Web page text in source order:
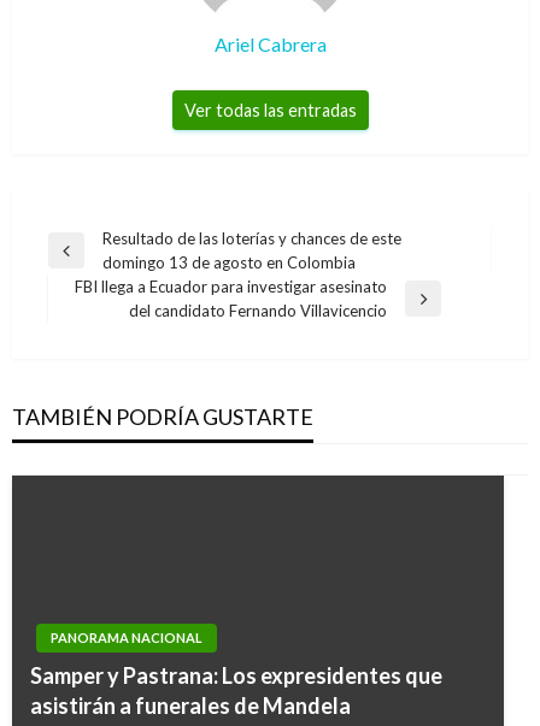
Ariel Cabrera
Ver todas las entradas
Navegación
entradas
Entrada
anterior
Resultado de las loterías y chances de este
domingo 13 de agosto en Colombia
FBI llega a Ecuador para investigar asesinato
del candidato Fernando Villavicencio
TAMBIÉN PODRÍA GUSTARTE
PANORAMA NACIONAL
Samper y Pastrana: Los expresidentes que
asistirán a funerales de Mandela